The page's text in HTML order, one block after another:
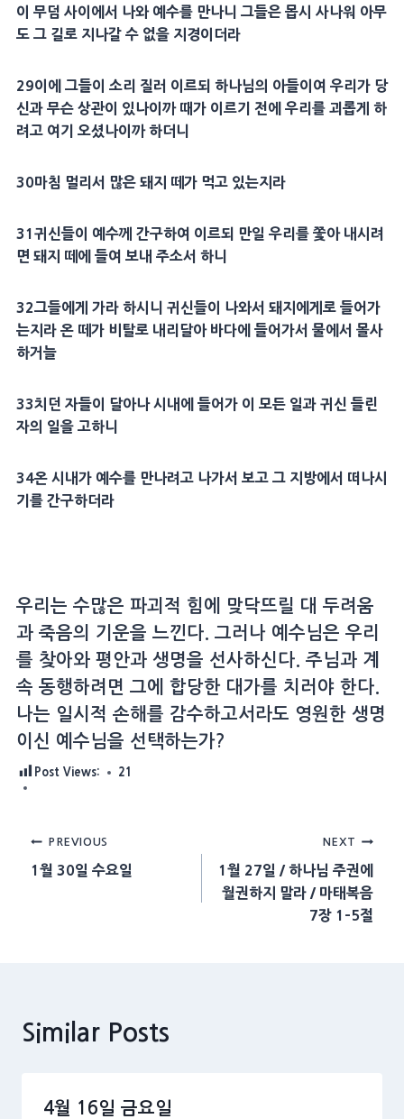
이 무덤 사이에서 나와 예수를 만나니 그들은 몹시 사나워 아무
도 그 길로 지나갈 수 없을 지경이더라
29이에 그들이 소리 질러 이르되 하나님의 아들이여 우리가 당
신과 무슨 상관이 있나이까 때가 이르기 전에 우리를 괴롭게 하
려고 여기 오셨나이까 하더니
30마침 멀리서 많은 돼지 떼가 먹고 있는지라
31 귀신들이 예수께 간구하여 이르되 만일 우리를 쫓아 내시려
면 돼지 떼에 들여 보내 주소서 하니
32그들에게 가라 하시니 귀신들이 나와서 돼지 에게로 들어가
는지라 온 떼가 비탈로 내리달아 바다에 들어가서 물에서 몰사
하거늘
33치던 자들이 달아나시내 에 들어가 이 모든 일과 귀신 들린
자의 일을 고하니
34온 시내가 예수를 만나려고 나가서 보고 그 지방에서 떠나시
기를 간구하더라
우리는 수많은 파괴적 힘에 맞닥뜨릴 대 두려움
과 죽음의 기운을 느낀다. 그러나 예수님은 우리
를 찾아와 평안과 생명을 선사하신다. 주님과 계
속 동행하려면 그에 합당한 대가를 치러야 한다.
나는 일시적 손해를 감수하고서라도 영원한 생명
이신 예수님을 선택하는가?
Post Views: 21
Post
navigation
PREVIOUS
1월 30일 수요일
NEXT
1월 27일 / 하나님 주권에
월권하지 말라 / 마태복음
7장 1-5절
Similar Posts
4월 16일 금요일